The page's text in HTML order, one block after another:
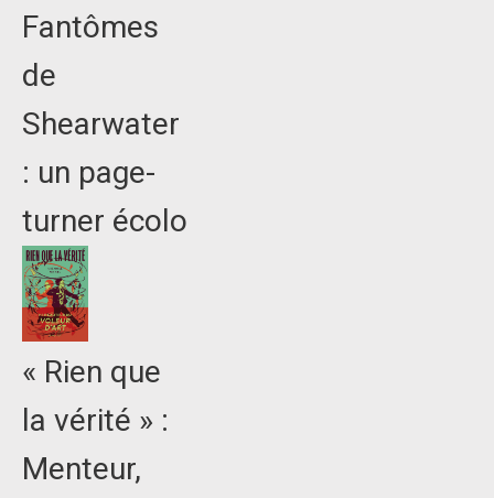
Fantômes
de
Shearwater
: un page-
turner écolo
« Rien que
la vérité » :
Menteur,